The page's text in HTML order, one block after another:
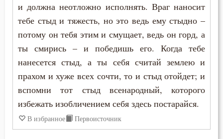
Брак
Будущее
Воздаяние
Воздержание
Война
Анастасий Синаит
Анатолий Оптинский (Зерцалов)
Антоний Великий
Антоний Оптинский (Путилов)
Арсений Великий
и должна неотложно исполнять. Враг наносит
тебе стыд и тяжесть, но это ведь ему стыдно –
потому он тебя этим и смущает, ведь он горд, а
ты смирись – и победишь его. Когда тебе
нанесется стыд, а ты себя считай землею и
прахом и хуже всех сочти, то и стыд отойдет; и
вспомни тот стыд всенародный, которого
избежать изобличением себя здесь постарайся.
В избранное Первоисточник